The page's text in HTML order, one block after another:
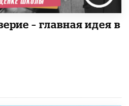
– главная идея в